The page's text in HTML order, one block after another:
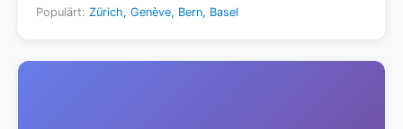
Populärt: Zürich, Genève, Bern, Basel